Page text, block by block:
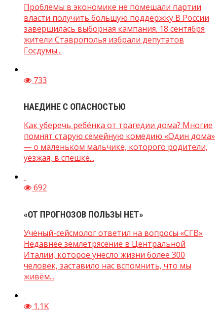
Проблемы в экономике не помешали партии
власти получить большую поддержку В России
завершилась выборная кампания. 18 сентября
жители Ставрополья избрали депутатов
Госдумы...
733
НАЕДИНЕ С ОПАСНОСТЬЮ
Как уберечь ребёнка от трагедии дома? Многие
помнят старую семейную комедию «Один дома»
— о маленьком мальчике, которого родители,
уезжая, в спешке...
692
«ОТ ПРОГНОЗОВ ПОЛЬЗЫ НЕТ»
Учёный-сейсмолог ответил на вопросы «СГВ»
Недавнее землетрясение в Центральной
Италии, которое унесло жизни более 300
человек, заставило нас вспомнить, что мы
живём...
1.1K